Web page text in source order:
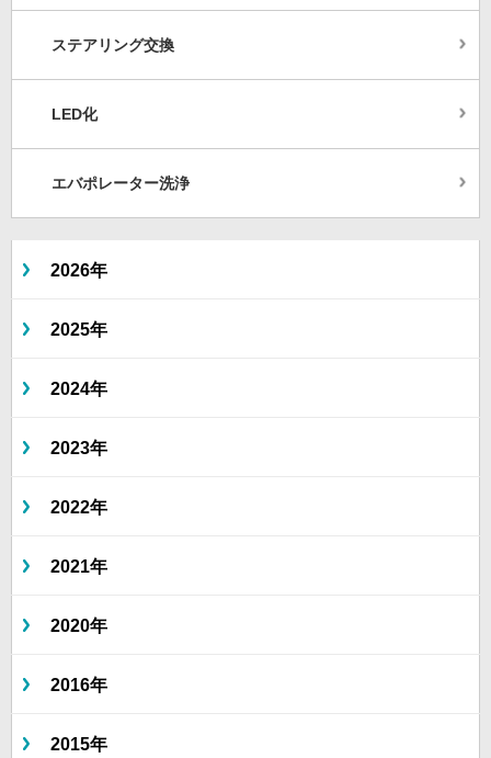
ステアリング交換
LED化
エバポレーター洗浄
2026年
2025年
2024年
2023年
2022年
2021年
2020年
2016年
2015年